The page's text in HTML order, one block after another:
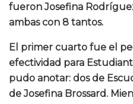
fueron Josefina
ambas con 8 tantos.
El primer cuarto fue el
efectividad para
pudo anotar: dos de
de Josefina Brossard.